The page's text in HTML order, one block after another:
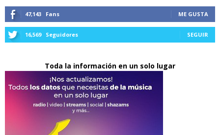
47,143 Fans ME GUSTA
16,569 Seguidores SEGUIR
Toda la información en un solo lugar